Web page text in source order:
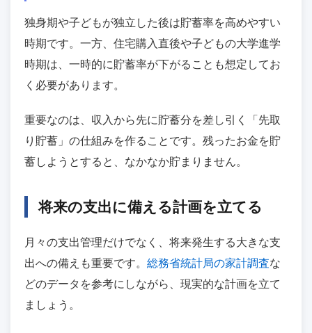
独身期や子どもが独立した後は貯蓄率を高めやすい
時期です。一方、住宅購入直後や子どもの大学進学
時期は、一時的に貯蓄率が下がることも想定してお
く必要があります。
重要なのは、収入から先に貯蓄分を差し引く「先取
り貯蓄」の仕組みを作ることです。残ったお金を貯
蓄しようとすると、なかなか貯まりません。
将来の支出に備える計画を立てる
月々の支出管理だけでなく、将来発生する大きな支
出への備えも重要です。 総務省統計局の家計調査な
どのデータを参考にしながら、現実的な計画を立て
ましょう。